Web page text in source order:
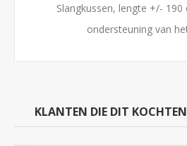
Slangkussen, lengte +/- 190
ondersteuning van
KLANTEN DIE DIT